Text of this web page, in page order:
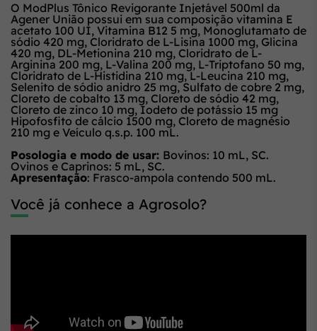
O ModPlus Tônico Revigorante Injetável 500ml da
Agener União possui em sua composição vitamina E
acetato 100 UI, Vitamina B12 5 mg, Monoglutamato de
sódio 420 mg, Cloridrato de L-Lisina 1000 mg, Glicina
420 mg, DL-Metionina 210 mg, Cloridrato de L-
Arginina 200 mg, L-Valina 200 mg, L-Triptofano 50 mg,
Cloridrato de L-Histidina 210 mg, L-Leucina 210 mg,
Selenito de sódio anidro 25 mg, Sulfato de cobre 2 mg,
Cloreto de cobalto 13 mg, Cloreto de sódio 42 mg,
Cloreto de zinco 10 mg, Iodeto de potássio 15 mg
Hipofosfito de cálcio 1500 mg, Cloreto de magnésio
210 mg e Veículo q.s.p. 100 mL.
Posologia e modo de usar: Bovinos: 10 mL, SC.
Ovinos e Caprinos: 5 mL, SC.
Apresentação: Frasco-ampola contendo 500 mL.
Você já conhece a Agrosolo?